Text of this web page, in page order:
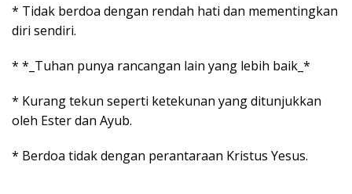
* Tidak berdoa dengan rendah hati dan mementingkan
diri sendiri.
* *_Tuhan punya rancangan lain yang lebih baik_*
* Kurang tekun seperti ketekunan yang ditunjukkan
oleh Ester dan Ayub.
* Berdoa tidak dengan perantaraan Kristus Yesus.